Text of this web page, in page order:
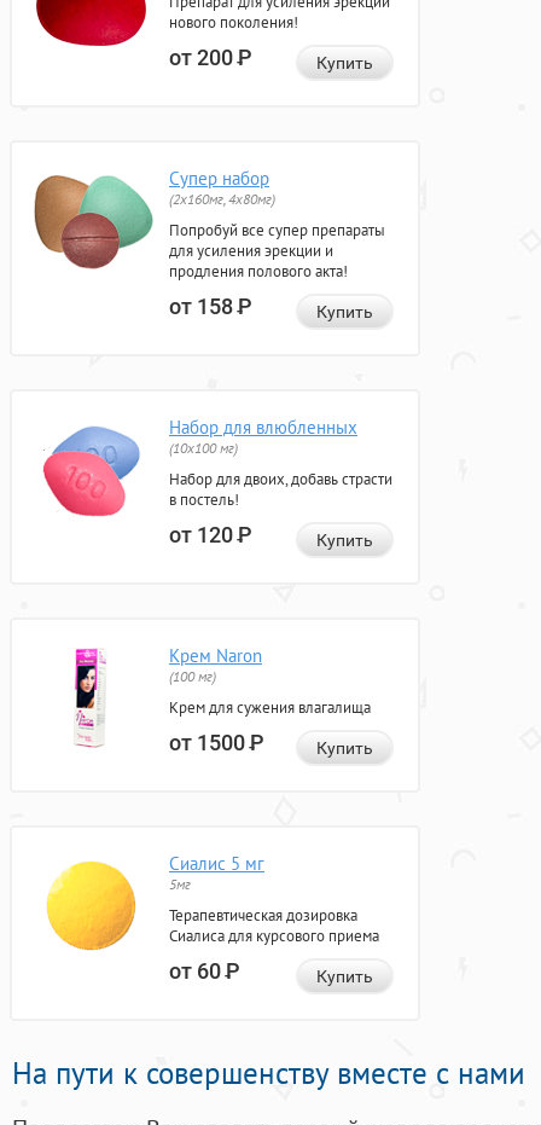
нового поколения!
от 200Р Купить
Супер набор
(2х160мг, 4х80мг)
Попробуй все супер препараты
для усиления эрекции и
продления полового акта!
от 158Р Купить
Набор для влюбленных
(10х100 мг)
Набор для двоих, добавь страсти
в постель!
от 120Р Купить
Крем Naron
(100 мг)
Крем для сужения влагалища
от 1500Р Купить
Сиалис 5 мг
5мг
Терапевтическая дозировка
Сиалиса для курсового приема
от 60Р Купить
На пути к совершенству вместе с нами